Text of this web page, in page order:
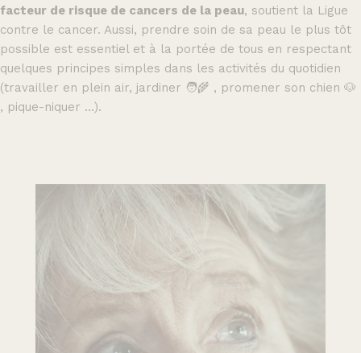
facteur de risque de cancers de la peau, soutient la Ligue
contre le cancer. Aussi, prendre soin de sa peau le plus tôt
possible est essentiel et à la portée de tous en respectant
quelques principes simples dans les activités du quotidien
(travailler en plein air, jardiner 🧑‍🌾 , promener son chien 🐶
, pique-niquer ...).